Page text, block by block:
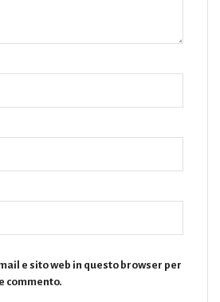
e sito web in questo browser per
commento.